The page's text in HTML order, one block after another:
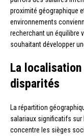
proximité géographique
environnements
recherchant un équilibre
souhaitant développer
La
disparités
La répartition
salariaux significatifs sur
concentre les sièges